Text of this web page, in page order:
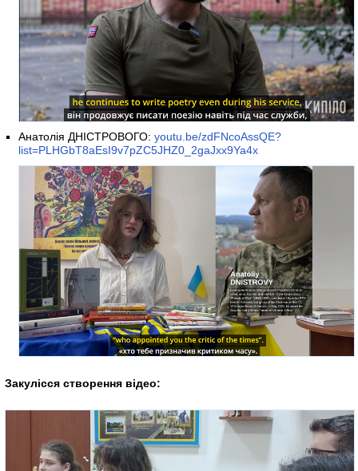
Анатолія ДНІСТРОВОГО:youtu.be/zdFNcoAssQE?
list=PLHGbT8aEsI9v7pZC5JHZ0_2gaJxx9Ya4x
Закулісся створення відео: